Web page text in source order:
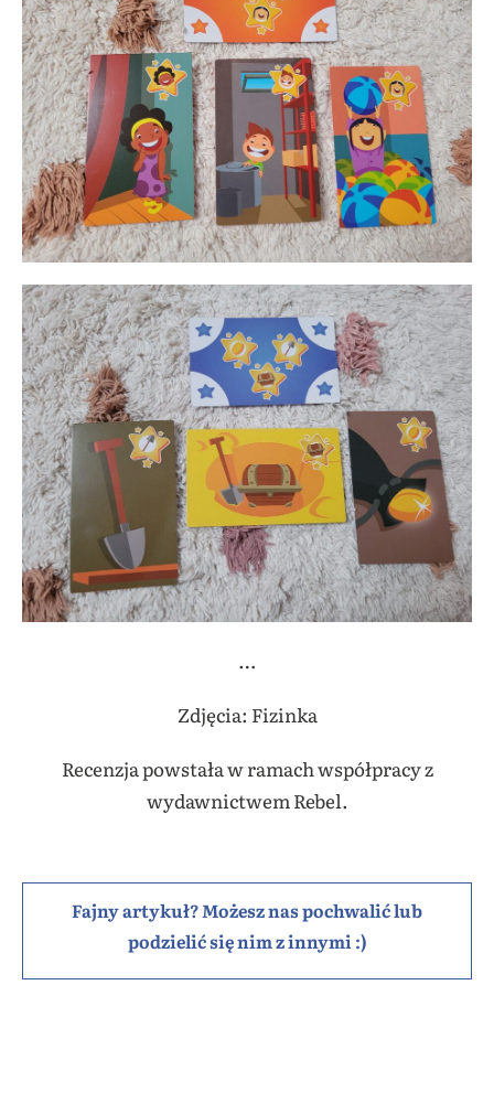
…
Zdjęcia: Fizinka
Recenzja powstała w ramach współpracy z
wydawnictwem Rebel.
Fajny artykuł? Możesz nas pochwalić lub
podzielić się nim z innymi :)